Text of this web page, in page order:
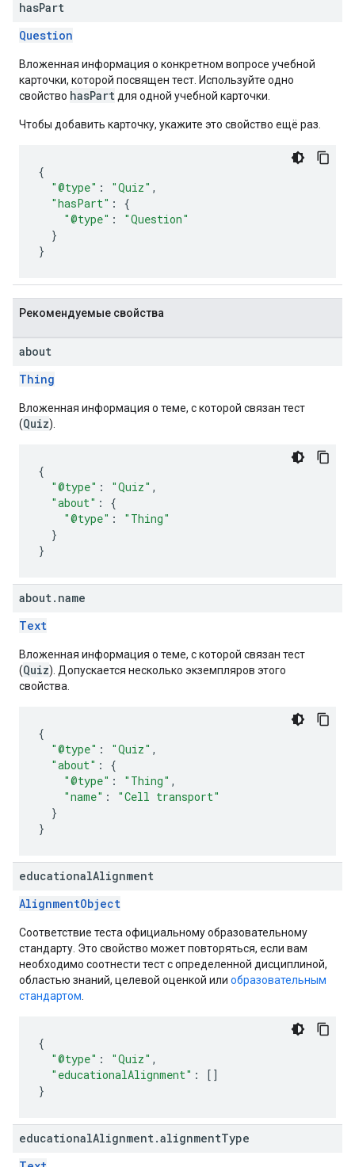
hasPart
Question
Вложенная информация о конкретном вопросе учебной
карточки, которой посвящен тест. Используйте одно
свойство hasPart для одной учебной карточки.
Чтобы добавить карточку, укажите это свойство ещё раз.
{
"@type" : "Quiz" ,
"hasPart" :
{
"@type" :
"Question"
}
}
Рекомендуемые свойства
about
Thing
Вложенная информация о теме, с которой связан тест
(Quiz).
{
"@type" : "Quiz" ,
"about" :
{
"@type" :
"Thing"
}
}
about . name
Text
Вложенная информация о теме, с которой связан тест
(Quiz). Допускается несколько экземпляров этого
свойства.
{
"@type" : "Quiz" ,
"about" :
{
"@type" : "Thing" ,
"name" :
"Cell transport"
}
}
educationalAlignment
AlignmentObject
Соответствие теста официальному образовательному
стандарту. Это свойство может повторяться, если вам
необходимо соотнести тест с определенной дисциплиной,
областью знаний, целевой оценкой или образовательным
стандартом
{
"@type" : "Quiz" ,
"educationalAlignment" :
[]
}
educationalAlignment .alignmentType